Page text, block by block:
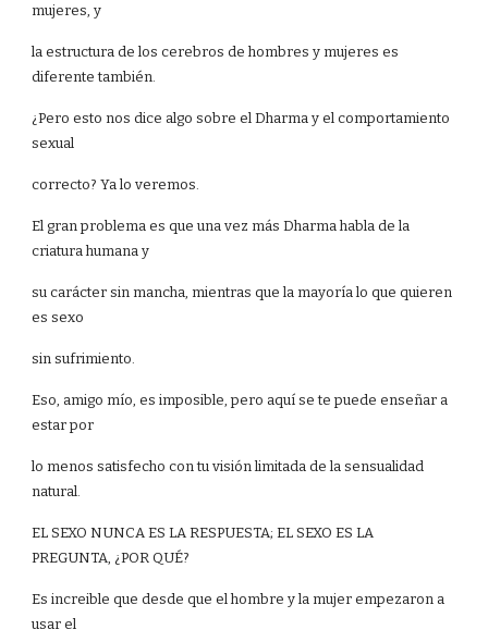
mujeres, y
la estructura de los cerebros de hombres y mujeres es
diferente también.
¿Pero esto nos dice algo sobre el Dharma y el comportamiento
sexual
correcto? Ya lo veremos.
El gran problema es que una vez más Dharma habla de la
criatura humana y
su carácter sin mancha, mientras que la mayoría lo que quieren
es sexo
sin sufrimiento.
Eso, amigo mío, es imposible, pero aquí se te puede enseñar a
estar por
lo menos satisfecho con tu visión limitada de la sensualidad
natural.
EL SEXO NUNCA ES LA RESPUESTA; EL SEXO ES LA
PREGUNTA, ¿POR QUÉ?
Es increible que desde que el hombre y la mujer empezaron a
usar el